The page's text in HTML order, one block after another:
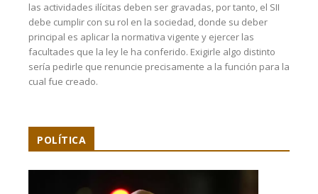
las actividades ilícitas deben ser gravadas, por tanto, el SII
debe cumplir con su rol en la sociedad, donde su deber
principal es aplicar la normativa vigente y ejercer las
facultades que la ley le ha conferido. Exigirle algo distinto
sería pedirle que renuncie precisamente a la función para la
cual fue creado.
POLÍTICA